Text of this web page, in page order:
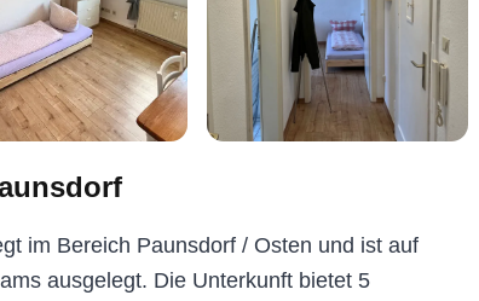
im Bereich Paunsdorf / Osten und ist auf
ausgelegt. Die Unterkunft bietet 5